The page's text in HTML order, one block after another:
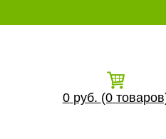
0 руб. (0